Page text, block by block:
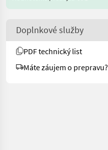
Doplnkové služby
PDF technický list
Máte záujem o prepravu?